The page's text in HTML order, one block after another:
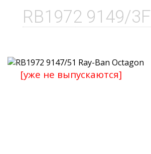
RB1972 9149/3F
[уже не выпускаются]